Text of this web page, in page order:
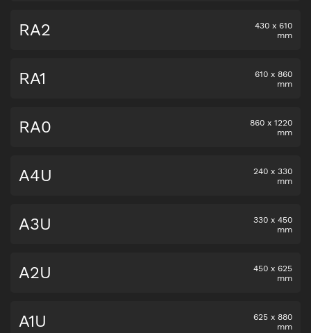
RA2 430 x 610
mm
RA1 610 x 860
mm
RA0 860 x 1220
mm
A4U 240 x 330
mm
A3U 330 x 450
mm
A2U 450 x 625
mm
A1U 625 x 880
mm